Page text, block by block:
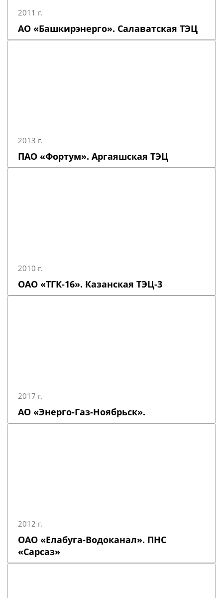
2011 г.
АО «Башкирэнерго». Салаватская ТЭЦ
2013 г.
ПАО «Фортум». Аргаяшская ТЭЦ
2010 г.
ОАО «ТГК-16». Казанская ТЭЦ-3
2017 г.
АО «Энерго-Газ-Ноябрьск».
2012 г.
ОАО «Елабуга-Водоканал». ПНС
«Сарсаз»